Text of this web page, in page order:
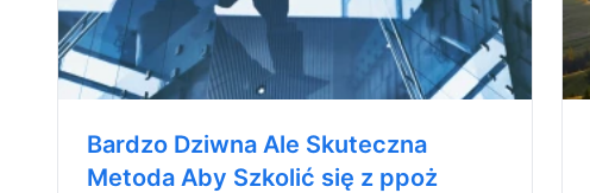
Bardzo Dziwna Ale Skuteczna
Metoda Aby Szkolić się z ppoż